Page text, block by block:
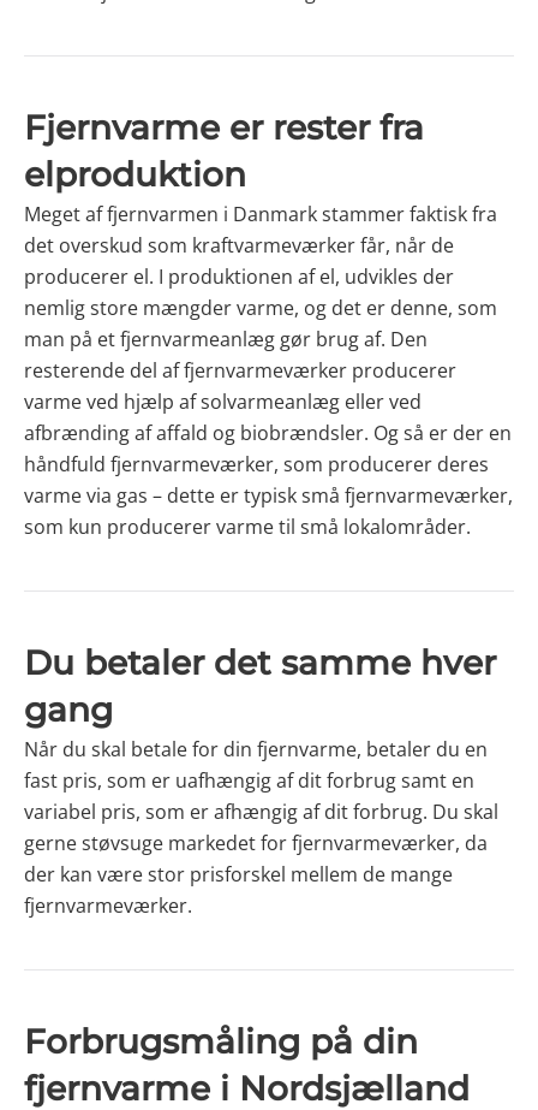
Fjernvarme er rester fra
elproduktion
Meget af fjernvarmen i Danmark stammer faktisk fra
det overskud som kraftvarmeværker får, når de
producerer el. I produktionen af el, udvikles der
nemlig store mængder varme, og det er denne, som
man på et fjernvarmeanlæg gør brug af. Den
resterende del af fjernvarmeværker producerer
varme ved hjælp af solvarmeanlæg eller ved
afbrænding af affald og biobrændsler. Og så er der en
håndfuld fjernvarmeværker, som producerer deres
varme via gas – dette er typisk små fjernvarmeværker,
som kun producerer varme til små lokalområder.
Du betaler det samme hver
gang
Når du skal betale for din fjernvarme, betaler du en
fast pris, som er uafhængig af dit forbrug samt en
variabel pris, som er afhængig af dit forbrug. Du skal
gerne støvsuge markedet for fjernvarmeværker, da
der kan være stor prisforskel mellem de mange
fjernvarmeværker.
Forbrugsmåling på din
fjernvarme i Nordsjælland